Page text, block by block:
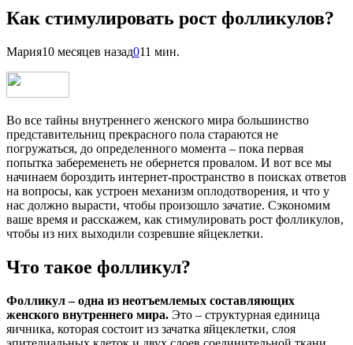
Как стимулировать рост фолликулов?
Мария10 месяцев назад011 мин.
Во все тайны внутреннего женского мира большинство
представительниц прекрасного пола стараются не
погружаться, до определенного момента – пока первая
попытка забеременеть не обернется провалом. И вот все мы
начинаем бороздить интернет-пространство в поисках ответов
на вопросы, как устроен механизм оплодотворения, и что у
нас должно вырасти, чтобы произошло зачатие. Сэкономим
ваше время и расскажем, как стимулировать рост фолликулов,
чтобы из них выходили созревшие яйцеклетки.
Что такое фолликул?
Фолликул – одна из неотъемлемых составляющих
женского внутреннего мира. Это – структурная единица
яичника, которая состоит из зачатка яйцеклетки, слоя